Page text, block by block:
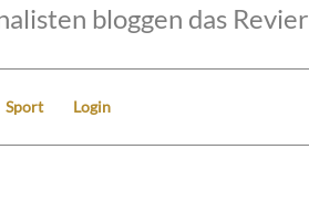
bloggen das Revier
Sport Login